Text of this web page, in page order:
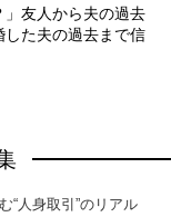
」友人から夫の過去
た夫の過去まで信
“人身取引”のリアル